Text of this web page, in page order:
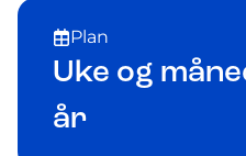
Plan
Uke og
år